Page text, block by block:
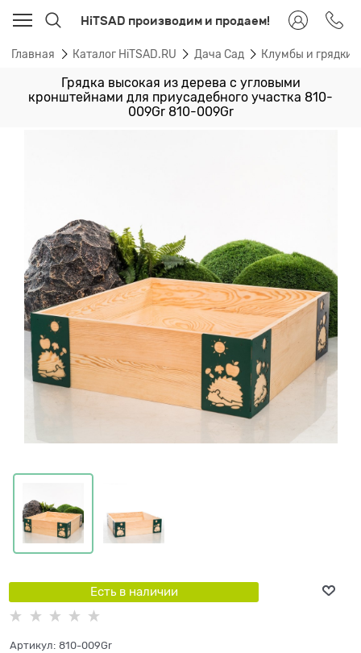
HiTSAD производим и продаем!
Главная Каталог HiTSAD.RU Дача Сад Клумбы и грядки
Грядка высокая из дерева с угловыми
кронштейнами для приусадебного участка 810-
009Gr 810-009Gr
Есть в наличии
Артикул: 810-009Gr